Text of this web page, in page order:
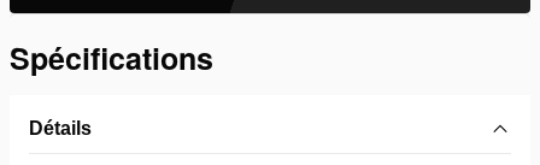
Spécifications
Détails